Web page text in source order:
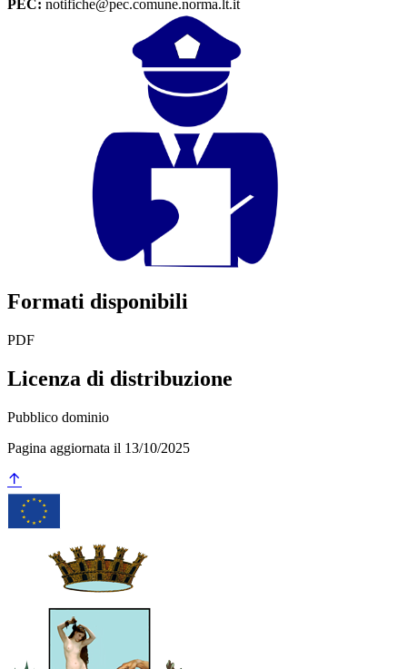
PEC: notifiche@pec.comune.norma.lt.it
Formati disponibili
PDF
Licenza di distribuzione
Pubblico dominio
Pagina aggiornata il 13/10/2025